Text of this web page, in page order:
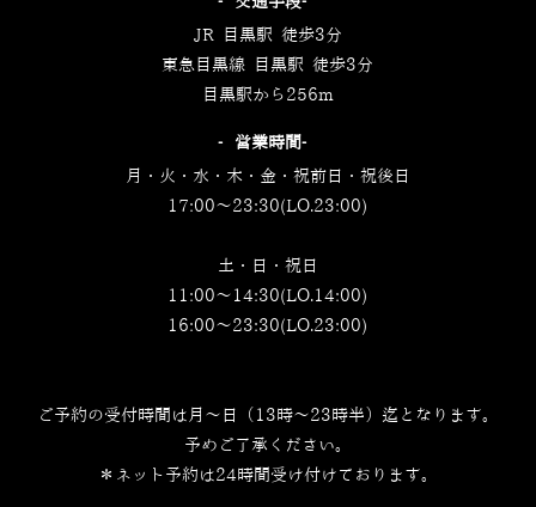
JR 目黒駅 徒歩3分
東急目黒線 目黒駅 徒歩3分
目黒駅から256m
‐営業時間‐
月・火・水・木・金・祝前日・祝後日
17:00～23:30(LO.23:00)
土・日・祝日
11:00～14:30(LO.14:00)
16:00～23:30(LO.23:00)
ご予約の受付時間は月～日（13時～23時半）迄となります。
予めご了承ください。
＊ネット予約は24時間受け付けております。